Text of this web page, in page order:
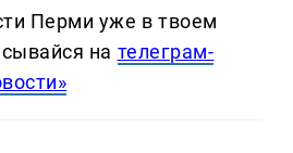
Перми уже в твоем
на телеграм-